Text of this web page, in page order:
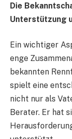
Die
Unterstützung
Ein wichtiger
enge
bekannten
spielt eine
nicht nur als
Berater. Er hat